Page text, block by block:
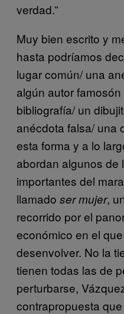
verdad.”
Muy bien escrito y
hasta podríamos
lugar común/ una
algún autor
bibliografía/ un
anécdota falsa/ una
esta forma y a lo
abordan algunos de
importantes del
llamado ser mujer,
recorrido por el
económico en el
desenvolver. No la
tienen todas las de
perturbarse,
contrapropuesta